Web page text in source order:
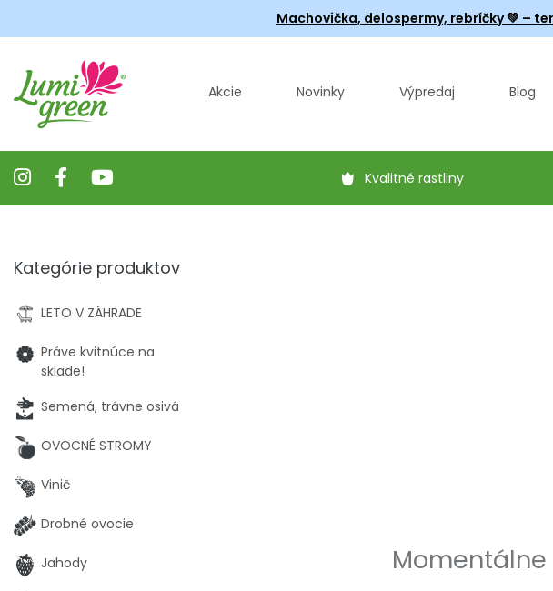
Machovička, delospermy, rebríčky💚 –
Akcie Novinky Výpredaj Blog
Kvalitné rastliny
Kategórie produktov
LETO V ZÁHRADE
Práve kvitnúce na
sklade!
Semená, trávne osivá
OVOCNÉ STROMY
Vinič
Drobné ovocie
Jahody